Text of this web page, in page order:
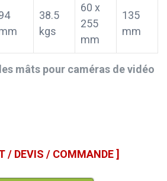
mâts pour caméras de vidéo
38.5
kgs
60 x
255
mm
135
mm
/ DEVIS / COMMANDE ]